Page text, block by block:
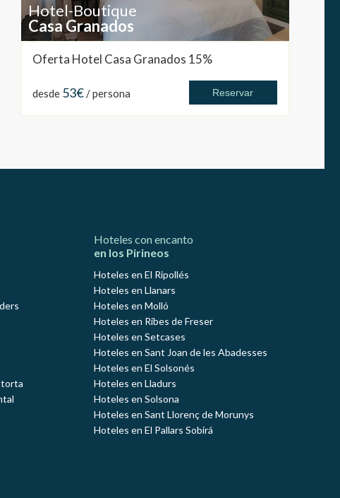
Hotel-Boutique
Casa Granados
Oferta Hotel Casa Granados 15%
desde 53€/ persona Reservar
Hoteles con encanto
en los Pirineos
Hoteles en El Ripollés
Hoteles en Llanars
Hoteles en Molló
Hoteles en Ribes de Freser
Hoteles en Setcases
Hoteles en Sant Joan de les Abadesses
Hoteles en El Solsonés
Hoteles en Lladurs
Hoteles en Solsona
Hoteles en Sant Llorenç de Morunys
Hoteles en El Pallars Sobirá